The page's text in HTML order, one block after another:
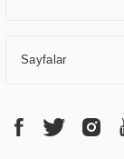
Sayfalar